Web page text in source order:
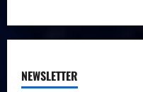
NEWSLETTER